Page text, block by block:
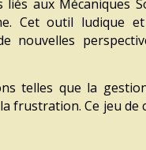
liés aux Mécaniques
Cet outil ludique
nouvelles
telles que la
la frustration.Ce jeu